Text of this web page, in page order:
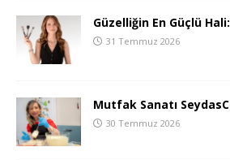
Güzelliğin En Güçlü
31 Temmuz 2026
Mutfak Sanatı
30 Temmuz 2026